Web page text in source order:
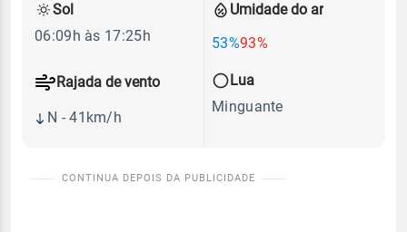
Umidade do ar
53%93%
Rajada de vento
N - 41km/h
Sol
06:09h às 17:25h
Lua
Minguante